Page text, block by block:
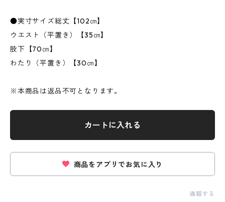
●実寸サイズ総丈【102㎝】
ウエスト（平置き）【35㎝】
股下【70㎝】
わたり（平置き）【30㎝】
※本商品は返品不可となります。
カートに入れる
商品をアプリでお気に入り
通報する